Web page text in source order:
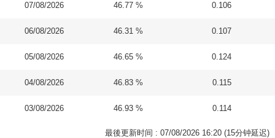
07/08/2026 46.77 % 0.106
06/08/2026 46.31 % 0.107
05/08/2026 46.65 % 0.124
04/08/2026 46.83 % 0.115
03/08/2026 46.93 % 0.114
最後更新时间 : 07/08/2026 16:20 (15分钟延迟)